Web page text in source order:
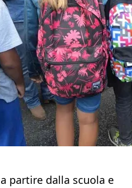
partire dalla scuola e